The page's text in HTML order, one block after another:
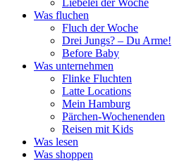
Liebelei der Woche
Was fluchen
Fluch der Woche
Drei Jungs? – Du Arme!
Before Baby
Was unternehmen
Flinke Fluchten
Latte Locations
Mein Hamburg
Pärchen-Wochenenden
Reisen mit Kids
Was lesen
Was shoppen